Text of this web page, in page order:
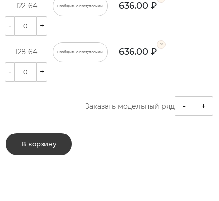
122-64 Сообщить о поступлении 636.00 ₽
- +
128-64 Сообщить о поступлении 636.00 ₽
- +
Заказать модельный ряд - +
В корзину